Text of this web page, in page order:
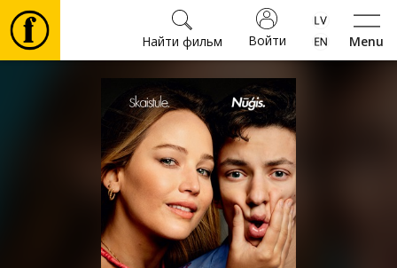
Menu
Войти
Найти фильм
Культура
Мероприятия